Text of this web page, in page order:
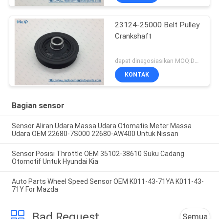
23124-25000 Belt Pulley
Crankshaft
KONTAK
Bagian sensor
Sensor Aliran Udara Massa Udara Otomatis Meter Massa
Udara OEM 22680-7S000 22680-AW400 Untuk Nissan
Sensor Posisi Throttle OEM 35102-38610 Suku Cadang
Otomotif Untuk Hyundai Kia
Auto Parts Wheel Speed Sensor OEM K011-43-71YA K011-43-
71Y For Mazda
Semua